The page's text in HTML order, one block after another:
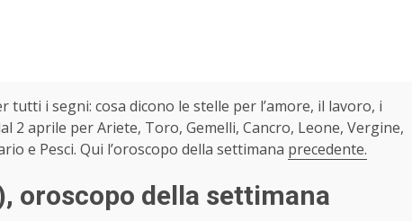
tutti i segni: cosa dicono le stelle per l’amore, il lavoro, i
2 aprile per Ariete, Toro, Gemelli, Cancro, Leone, Vergine,
e Pesci. Qui l’oroscopo della settimana precedente.
, oroscopo della settimana